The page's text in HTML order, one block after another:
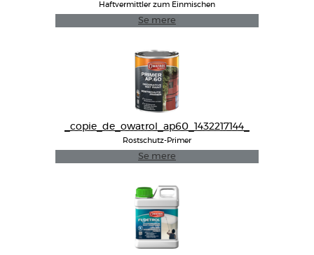
Haftvermittler zum Einmischen
Se mere
_copie_de_owatrol_ap60_1432217144_
Rostschutz-Primer
Se mere